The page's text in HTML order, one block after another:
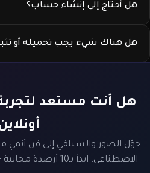
هل أحتاج إلى إنشاء حساب؟
هل هناك شيء يجب تحميله أو
هل أنت مستعد
حوّل الصور والسيلفي إلى فن أنمي مع
الاصطناعي. ابدأ بـ10 أرصدة مجانية - دون الحاجة لبطاقة ائتمان.